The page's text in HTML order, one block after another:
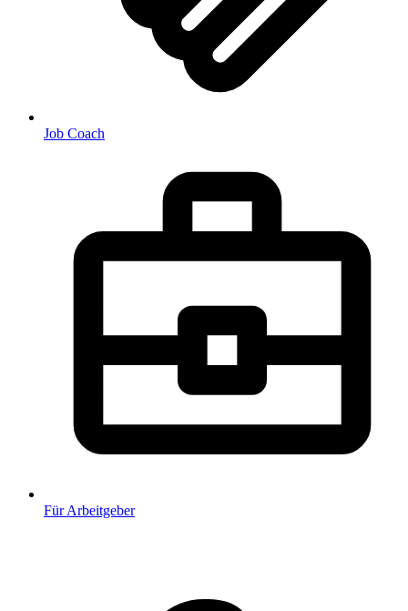
Job Coach
Für Arbeitgeber